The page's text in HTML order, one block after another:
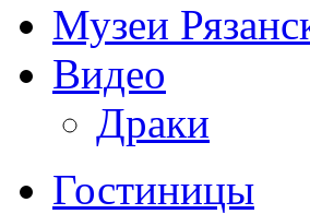
Музеи
Видео
Драки
Гостиницы